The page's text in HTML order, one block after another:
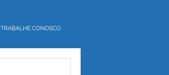
TRABALHE CONOSCO